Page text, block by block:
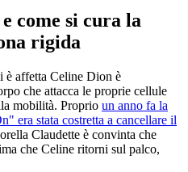
come si cura la
rigida
è affetta Celine Dion è
che attacca le proprie cellule
mobilità. Proprio un anno fa la
era stata costretta a cancellare il
Claudette è convinta che
che Celine ritorni sul palco,